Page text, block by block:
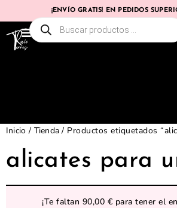
¡ENVÍO GRATIS! EN PEDIDOS
Inicio / Tienda/ Productos etiquetados
alicates para
¡Te faltan 90,00 € para tener el